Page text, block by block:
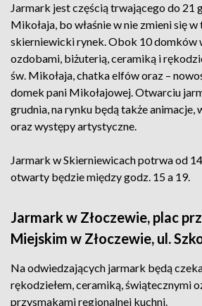
Jarmark jest częścią trwającego do 21
Mikołaja, bo właśnie w nie zmieni się
skierniewicki rynek. Obok 10 domków
ozdobami, biżuterią, ceramiką i
św. Mikołaja, chatka elfów oraz –
domek pani Mikołajowej. Otwarciu
grudnia, na rynku będą także animacje,
oraz występy artystyczne.
Jarmark w Skierniewicach potrwa od
otwarty będzie między godz. 15 a 19.
Jarmark w Złoczewie, plac
Miejskim w Złoczewie, ul.
Na odwiedzających jarmark będą
rękodziełem, ceramiką, świątecznymi
przysmakami regionalnej kuchni.